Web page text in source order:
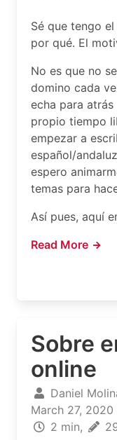
Sé que tengo
por qué. El
No es que no
domino cada
echa para
propio tiempo
empezar a
español/
espero
temas para
Así pues, aquí
Read More
Sobre
online
Daniel
March 27, 2020
2 min,